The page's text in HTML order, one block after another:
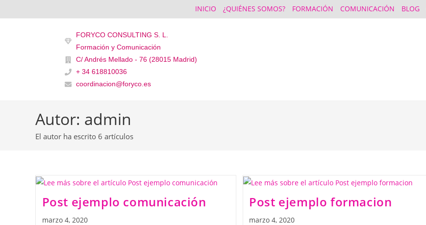
INICIO ¿QUIÉNES SOMOS? FORMACIÓN COMUNICACIÓN BLOG
FORYCO CONSULTING S. L.
Formación y Comunicación
C/ Andrés Mellado - 76 (28015 Madrid)
+ 34 618810036
coordinacion@foryco.es
Autor: admin
El autor ha escrito 6 artículos
Post ejemplo comunicación
marzo 4, 2020
Post ejemplo formacion
marzo 4, 2020